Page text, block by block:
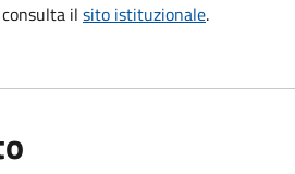
il sito istituzionale.